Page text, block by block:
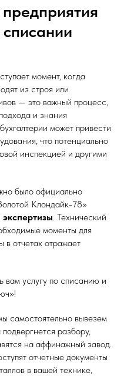
предприятия
момент, когда
из строя или
— это важный процесс,
и знания
может привести
что потенциально
инспекцией и другими
было официально
Клондайк-78»
. Технический
моменты для
в отчетах отражает
вам услугу по списанию и
самостоятельно вывезем
разбору,
на аффинажный завод.
отчетные документы
в вашей технике,